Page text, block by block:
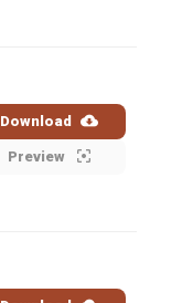
Download
Preview